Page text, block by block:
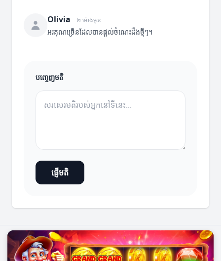
Olivia ២ ម៉ោងមុន
អរគុណច្រើនដែលបានផ្តល់ចំណេះដឹងថ្មីៗ។
បញ្ចេញមតិ
ផ្ញើមតិ